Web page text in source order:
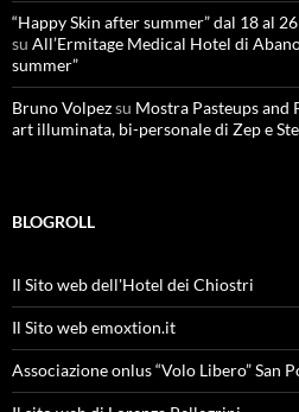
“Happy Skin after summer” dal 18 al
su All’Ermitage Medical Hotel di
summer”
Bruno Volpezsu Mostra Pasteups
art illuminata, bi-personale di Zep e
BLOGROLL
Il Sito web dell'Hotel dei Chiostri
Il Sito web emoxtion.it
Associazione onlus “Volo Libero” San